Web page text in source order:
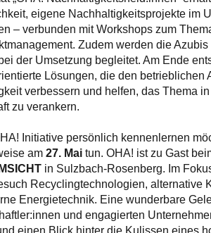
eigene Nachhaltigkeitsprojekte im
– verbunden mit Workshops zum
Zudem werden die
der Umsetzung begleitet. Am Ende
Lösungen, die den betrieblichen
verbessern und helfen, das Thema
zu verankern.
Initiative persönlich kennenlernen
am 27. Mai tun. OHA! ist zu Gast
in Sulzbach-Rosenberg. Im
Recyclingtechnologien, alternative
Energietechnik. Eine wunderbare
und engagierten
einen Blick hinter die Kulissen eines